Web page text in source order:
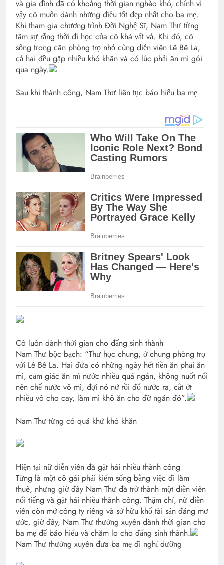
và gia đình đã có khoảng thời gian nghèo khó, chính vì
vậy cô muốn dành những điều tốt đẹp nhất cho ba mẹ.
Khi tham gia chương trình Đời Nghệ Sĩ, Nam Thư từng
tâm sự rằng thời đi học của cô khá vất vả. Khi đó, cô
sống trong căn phòng trọ nhỏ cùng diễn viên Lê Bê La,
cả hai đều gặp nhiều khó khăn và có lúc phải ăn mì gói
qua ngày.
Sau khi thành công, Nam Thư liên tục báo hiếu ba mẹ
Cô luôn dành thời gian cho đấng sinh thành
Nam Thư bộc bạch: “Thư học chung, ở chung phòng trọ
với Lê Bê La. Hai đứa có những ngày hết tiền ăn phải ăn
mì, cảm giác ăn mì nước nhiều quá ngán, không nuốt nổi
nên chế nước vô mì, đợi nó nở rồi đổ nước ra, cắt ớt
nhiều vô cho cay, làm mì khô ăn cho đỡ ngán đó”.
Nam Thư từng có quá khứ khó khăn
Hiện tại nữ diễn viên đã gặt hái nhiều thành công
Từng là một cô gái phải kiếm sống bằng việc đi làm
thuê, nhưng giờ đây Nam Thư đã trở thành một diễn viên
nổi tiếng và gặt hái nhiều thành công. Thậm chí, nữ diễn
viên còn mở công ty riêng và sở hữu khố tài sản đáng mơ
ước. giờ đây, Nam Thư thường xuyên dành thời gian cho
ba mẹ để báo hiếu và chăm lo cho đấng sinh thành.
Nam Thư thường xuyên đưa ba mẹ đi nghỉ dưỡng